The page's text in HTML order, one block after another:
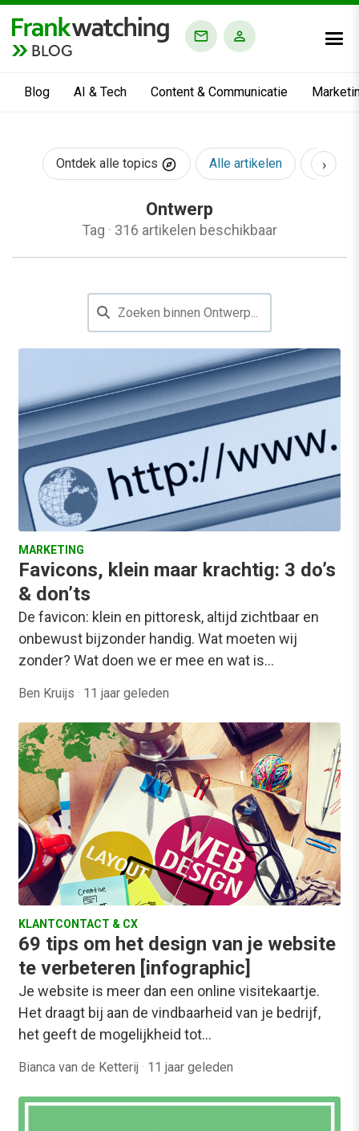
BLOG
Blog AI & Tech Content & Communicatie
Ontdek alle topics Alle artikelen AI &
›
Ontwerp
Tag · 316 artikelen beschikbaar
MARKETING
Favicons, klein maar krachtig: 3 do’s
& don’ts
De favicon: klein en pittoresk, altijd zichtbaar en
onbewust bijzonder handig. Wat moeten wij
zonder? Wat doen we er mee en wat is…
Ben Kruijs · 11 jaar geleden
KLANTCONTACT & CX
69 tips om het design van je website
te verbeteren [infographic]
Je website is meer dan een online visitekaartje.
Het draagt bij aan de vindbaarheid van je bedrijf,
het geeft de mogelijkheid tot…
Bianca van de Ketterij · 11 jaar geleden